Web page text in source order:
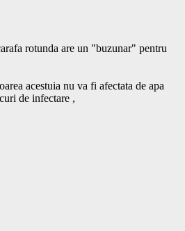
rotunda are un "buzunar" pentru
acestuia nu va fi afectata de apa